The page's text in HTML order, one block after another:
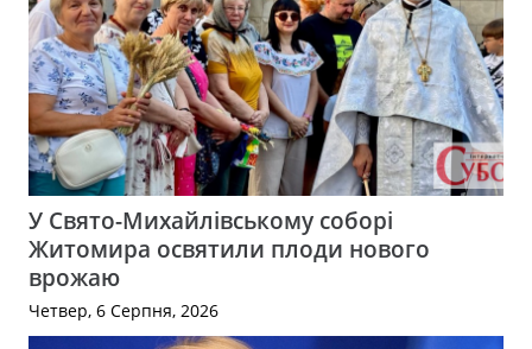
У Свято-Михайлівському соборі
Житомира освятили плоди нового
врожаю
Четвер, 6 Серпня, 2026